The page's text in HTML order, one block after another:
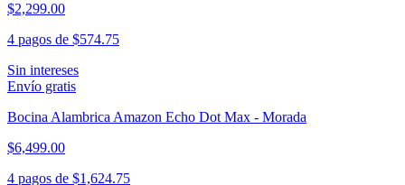
$2,299.00
4 pagos de $574.75
Sin intereses
Envío gratis
Bocina Alambrica Amazon Echo Dot Max - Morada
$6,499.00
4 pagos de $1,624.75